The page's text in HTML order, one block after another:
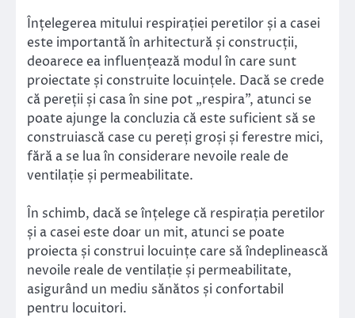
Înțelegerea mitului respirației peretilor și a casei
este importantă în arhitectură și construcții,
deoarece ea influențează modul în care sunt
proiectate și construite locuințele. Dacă se crede
că pereții și casa în sine pot „respira”, atunci se
poate ajunge la concluzia că este suficient să se
construiască case cu pereți groși și ferestre mici,
fără a se lua în considerare nevoile reale de
ventilație și permeabilitate.
În schimb, dacă se înțelege că respirația peretilor
și a casei este doar un mit, atunci se poate
proiecta și construi locuințe care să îndeplinească
nevoile reale de ventilație și permeabilitate,
asigurând un mediu sănătos și confortabil
pentru locuitori.